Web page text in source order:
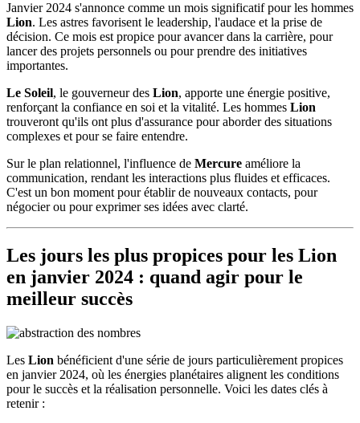
Janvier 2024 s'annonce comme un mois significatif pour les hommes
Lion. Les astres favorisent le leadership, l'audace et la prise de
décision. Ce mois est propice pour avancer dans la carrière, pour
lancer des projets personnels ou pour prendre des initiatives
importantes.
Le Soleil, le gouverneur des Lion, apporte une énergie positive,
renforçant la confiance en soi et la vitalité. Les hommes Lion
trouveront qu'ils ont plus d'assurance pour aborder des situations
complexes et pour se faire entendre.
Sur le plan relationnel, l'influence de Mercure améliore la
communication, rendant les interactions plus fluides et efficaces.
C'est un bon moment pour établir de nouveaux contacts, pour
négocier ou pour exprimer ses idées avec clarté.
Les jours les plus propices pour les Lion
en janvier 2024 : quand agir pour le
meilleur succès
Les Lion bénéficient d'une série de jours particulièrement propices
en janvier 2024, où les énergies planétaires alignent les conditions
pour le succès et la réalisation personnelle. Voici les dates clés à
retenir :